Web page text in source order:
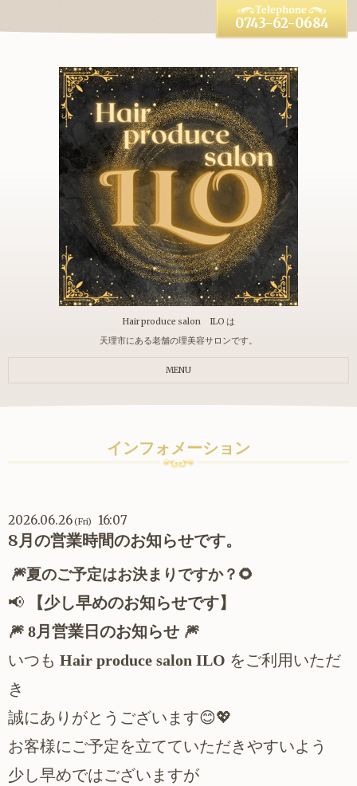
Hair produce salon ILO は
天理市にある老舗の理美容サロンです。
0743-62-0684
MENU
インフォメーション
2026.06.26(Fri) 16:07
8月の営業時間のお知らせです。
🎆夏のご予定はお決まりですか？ 🌻
📢 【少し早めのお知らせです】
🎆 8月営業日のお知らせ 🎆
いつも Hair produce salon ILO をご利用いただ
き
誠にありがとうございます😊💖
お客様にご予定を立てていただきやすいよう
少し早めではございますが